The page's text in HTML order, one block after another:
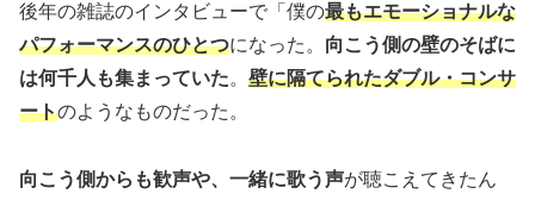
後年の雑誌のインタビューで「僕の最もエモーショナルな
パフォーマンスのひとつになった。 向こう側の壁のそばに
は何千人も集まっていた。 壁に隔てられたダブル・コンサ
ートのようなものだった。
向こう側からも歓声や、一緒に歌う声が聴こえてきたん